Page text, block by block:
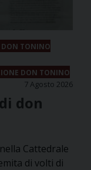
DON TONINO
DON TONINO
7 Agosto 2026
don
Cattedrale
di volti di